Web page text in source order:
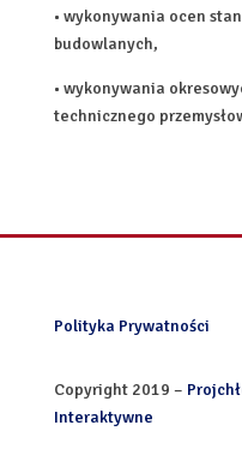
• wykonywania ocen
budowlanych,
• wykonywania
technicznego
Polityka Prywatności
Copyright 2019 –
Interaktywne